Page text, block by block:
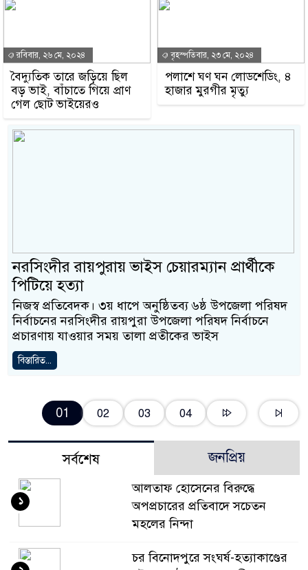
রবিবার, ২৬ মে, ২০২৪
বৈদ্যুতিক তারে জড়িয়ে ছিল
বড় ভাই, বাঁচাতে গিয়ে প্রাণ
গেল ছোট ভাইয়েরও
বৃহস্পতিবার, ২৩ মে, ২০২৪
পলাশে ঘণ ঘন লোডশেডিং, ৪
হাজার মুরগীর মৃত্যু
নরসিংদীর রায়পুরায় ভাইস চেয়ারম্যান প্রার্থীকে
পিটিয়ে হত্যা
নিজস্ব প্রতিবেদক। ৩য় ধাপে অনুষ্ঠিতব্য ৬ষ্ঠ উপজেলা পরিষদ
নির্বাচনের নরসিংদীর রায়পুরা উপজেলা পরিষদ নির্বাচনে
প্রচারণায় যাওয়ার সময় তালা প্রতীকের ভাইস
বিস্তারিত...
01 02 03 04
সর্বশেষ জনপ্রিয়
আলতাফ হোসেনের বিরুদ্ধে
অপপ্রচারের প্রতিবাদে সচেতন
মহলের নিন্দা
১
চর বিনোদপুরে সংঘর্ষ-হত্যাকাণ্ডের